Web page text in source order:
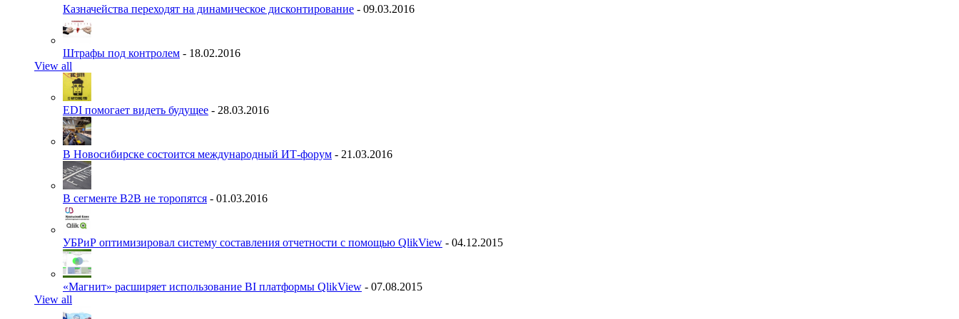
Казначейства переходят на динамическое дисконтирование - 09.03.2016
Штрафы под контролем - 18.02.2016
View all
EDI помогает видеть будущее - 28.03.2016
В Новосибирске состоится международный ИТ-форум - 21.03.2016
В сегменте B2B не торопятся - 01.03.2016
УБРиР оптимизировал систему составления отчетности с помощью QlikView - 04.12.2015
«Магнит» расширяет использование BI платформы QlikView - 07.08.2015
View all